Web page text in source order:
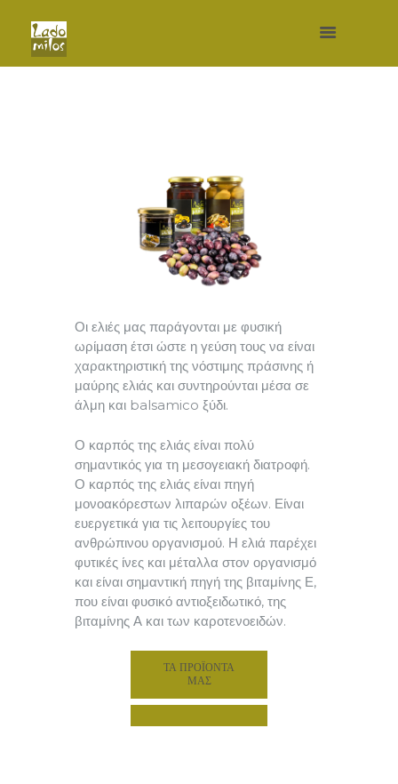
Οι ελιές μας παράγονται με φυσική
ωρίμαση έτσι ώστε η γεύση τους να είναι
χαρακτηριστική της νόστιμης πράσινης ή
μαύρης ελιάς και συντηρούνται μέσα σε
άλμη και balsamico ξύδι.
Ο καρπός της ελιάς είναι πολύ
σημαντικός για τη μεσογειακή διατροφή.
Ο καρπός της ελιάς είναι πηγή
μονοακόρεστων λιπαρών οξέων. Είναι
ευεργετικά για τις λειτουργίες του
ανθρώπινου οργανισμού. Η ελιά παρέχει
φυτικές ίνες και μέταλλα στον οργανισμό
και είναι σημαντική πηγή της βιταμίνης Ε,
που είναι φυσικό αντιοξειδωτικό, της
βιταμίνης Α και των καροτενοειδών.
ΤΑ ΠΡΟΪΟΝΤΑ
ΜΑΣ